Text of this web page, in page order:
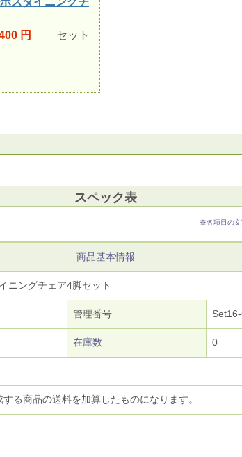
円
セット
スペック表
※各項目の文
商品基本情報
ニングチェア4脚セット
管理番号
在庫数 0
る商品の送料を加算したものになります。